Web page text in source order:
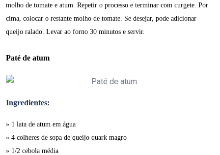
molho de tomate e atum. Repetir o processo e terminar com curgete. Por
cima, colocar o restante molho de tomate. Se desejar, pode adicionar
queijo ralado. Levar ao forno 30 minutos e servir.
Paté de atum
Ingredientes:
» 1 lata de atum em água
» 4 colheres de sopa de queijo quark magro
» 1/2 cebola média